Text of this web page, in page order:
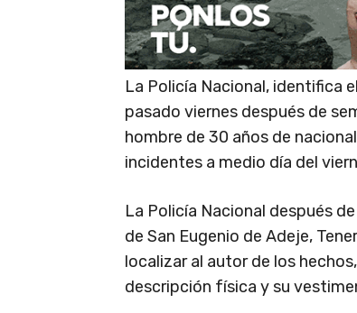
La Policía Nacional, identifica
pasado viernes después de
hombre de 30 años de
incidentes a medio día del
La Policía Nacional después
de San Eugenio de Adeje,
localizar al autor de los
descripción física y su